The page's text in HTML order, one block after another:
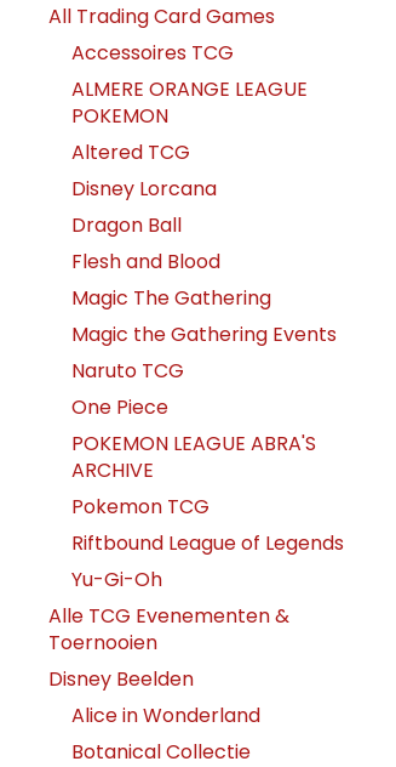
All Trading Card Games
Accessoires TCG
ALMERE ORANGE LEAGUE
POKEMON
Altered TCG
Disney Lorcana
Dragon Ball
Flesh and Blood
Magic The Gathering
Magic the Gathering Events
Naruto TCG
One Piece
POKEMON LEAGUE ABRA'S
ARCHIVE
Pokemon TCG
Riftbound League of Legends
Yu-Gi-Oh
Alle TCG Evenementen &
Toernooien
Disney Beelden
Alice in Wonderland
Botanical Collectie